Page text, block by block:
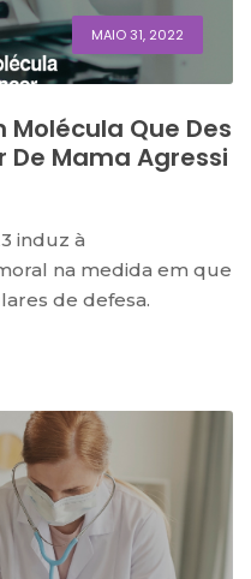
MAIO 31, 2022
Que Des
De Mama Agressi
induz à
na medida em que
de defesa.